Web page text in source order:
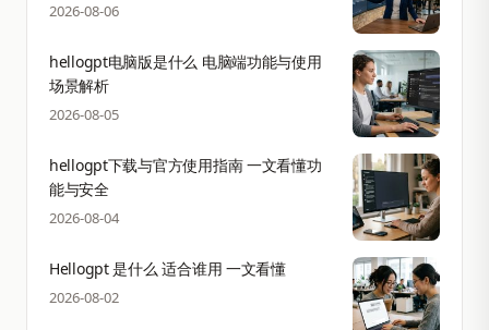
2026-08-06
hellogpt电脑版是什么 电脑端功能与使用
场景解析
2026-08-05
hellogpt下载与官方使用指南 一文看懂功
能与安全
2026-08-04
Hellogpt 是什么 适合谁用 一文看懂
2026-08-02